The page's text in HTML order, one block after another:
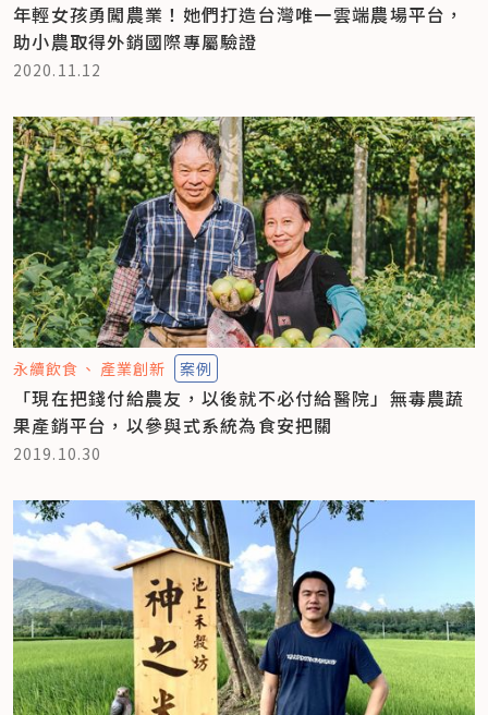
年輕女孩勇闖農業！她們打造台灣唯一雲端農場平台，
助小農取得外銷國際專屬驗證
2020.11.12
永續飲食 產業創新 案例
「現在把錢付給農友，以後就不必付給醫院」無毒農蔬
果產銷平台，以參與式系統為食安把關
2019.10.30